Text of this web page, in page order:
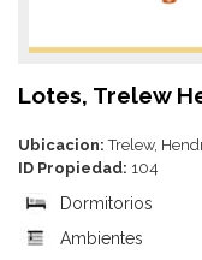
Lotes, Trelew
Ubicacion: Trelew,
ID Propiedad: 104
Dormitorios
Ambientes